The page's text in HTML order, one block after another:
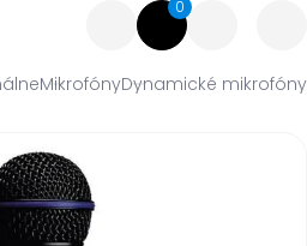
0
MikrofónyDynamické mikrofóny